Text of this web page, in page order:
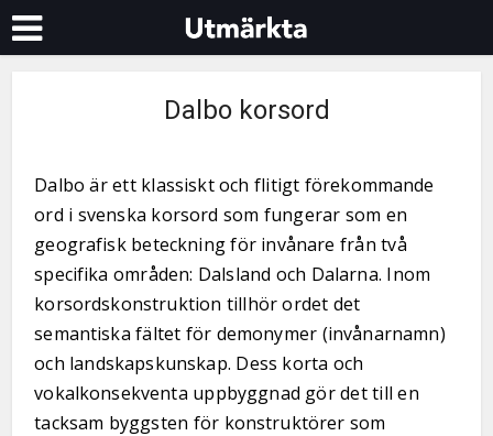
Dalbo korsord
Dalbo är ett klassiskt och flitigt förekommande
ord i svenska korsord som fungerar som en
geografisk beteckning för invånare från två
specifika områden: Dalsland och Dalarna. Inom
korsordskonstruktion tillhör ordet det
semantiska fältet för demonymer (invånarnamn)
och landskapskunskap. Dess korta och
vokalkonsekventa uppbyggnad gör det till en
tacksam byggsten för konstruktörer som